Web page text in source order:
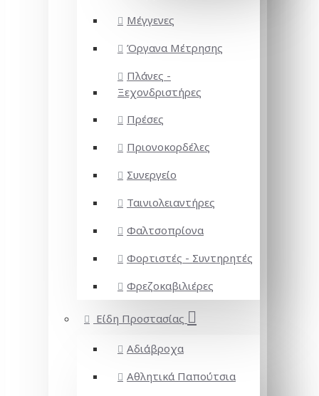
Μέγγενες
Όργανα Μέτρησης
Πλάνες -
Ξεχονδριστήρες
Πρέσες
Πριονοκορδέλες
Συνεργείο
Ταινιολειαντήρες
Φαλτσοπρίονα
Φορτιστές - Συντηρητές
Φρεζοκαβιλιέρες
Είδη Προστασίας
Αδιάβροχα
Αθλητικά Παπούτσια